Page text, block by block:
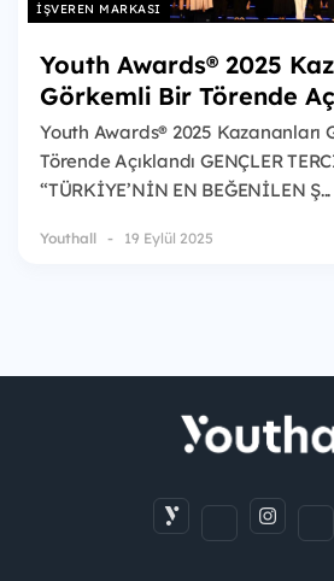
İŞVEREN MARKASI
Youth Awards® 2025
Görkemli Bir Törende
Youth Awards® 2025 Kazananları
Törende Açıklandı GENÇLER
“TÜRKİYE’NİN EN BEĞENİLEN Ş...
Youthall 19 Eylül 2025